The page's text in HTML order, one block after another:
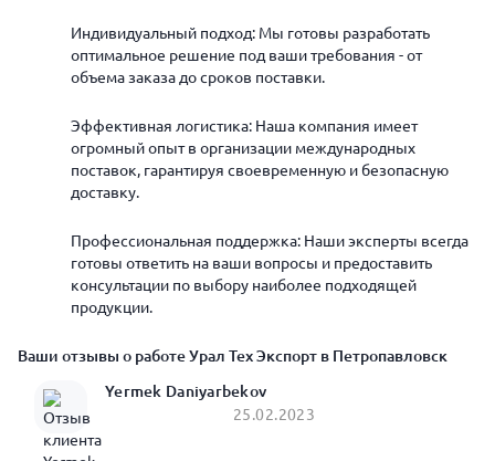
Индивидуальный подход: Мы готовы разработать
оптимальное решение под ваши требования - от
объема заказа до сроков поставки.
Эффективная логистика: Наша компания имеет
огромный опыт в организации международных
поставок, гарантируя своевременную и безопасную
доставку.
Профессиональная поддержка: Наши эксперты всегда
готовы ответить на ваши вопросы и предоставить
консультации по выбору наиболее подходящей
продукции.
Ваши отзывы о работе Урал Тех Экспорт в Петропавловск
Yermek Daniyarbekov
25.02.2023